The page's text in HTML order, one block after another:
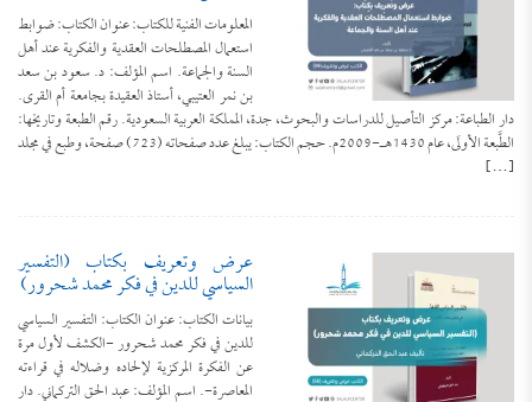
المعلومات الفنية للكتاب: عنوان الكتاب: ضوابط
استعمال المصطلحات العقدية والفكرية عند أهل
السنة والجماعة. اسم المؤلف: د. سعود بن سعد
بن نمر العتيبي، أستاذ العقيدة بجامعة أم القرى.
دار الطباعة: مركز التأصيل للدراسات والبحوث، جدة، المملكة العربية السعودية. رقم الطبعة وتاريخها:
الطَّبعة الأولَى، عام 1430هـ-2009م. حجم الكتاب: يبلغ عدد صفحاته (723) صفحة، وطبع في مجلد
[…]
عرض وتعريف بكتاب (التفسير
السياسي للدين في فكر محمد شحرور)
بيانات الكتاب: عنوان الكتاب: التفسير السياسي
للدين في فكر محمد شحرور -الكشف لأول مرة
عن الفكرة المركزية لإلحاده وضلاله في قراءته
المعاصرة-. اسم المؤلف: عبد الحق التركماني. دار